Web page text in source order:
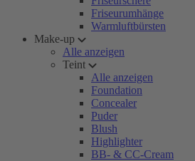
Friseurumhänge
Warmluftbürsten
Make-up
Alle anzeigen
Teint
Alle anzeigen
Foundation
Concealer
Puder
Blush
Highlighter
BB- & CC-Cream